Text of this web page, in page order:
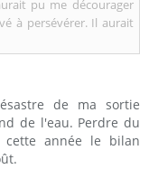
pu me décourager
à persévérer. Il aurait
de ma sortie
de l'eau. Perdre du
année le bilan